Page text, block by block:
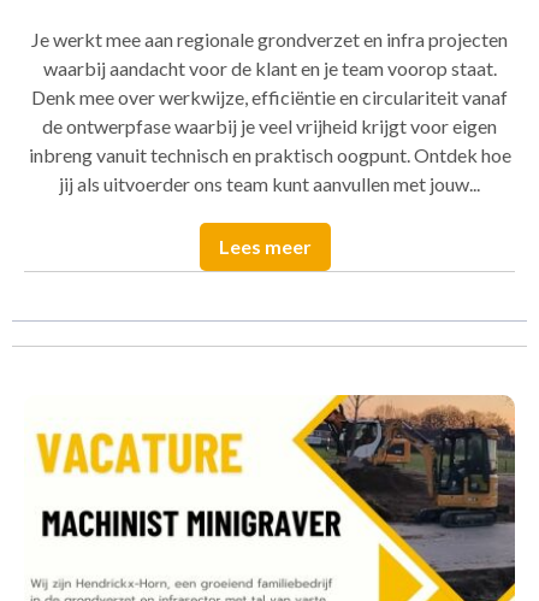
Je werkt mee aan regionale grondverzet en infra projecten
waarbij aandacht voor de klant en je team voorop staat.
Denk mee over werkwijze, efficiëntie en circulariteit vanaf
de ontwerpfase waarbij je veel vrijheid krijgt voor eigen
inbreng vanuit technisch en praktisch oogpunt. Ontdek hoe
jij als uitvoerder ons team kunt aanvullen met jouw...
Lees meer